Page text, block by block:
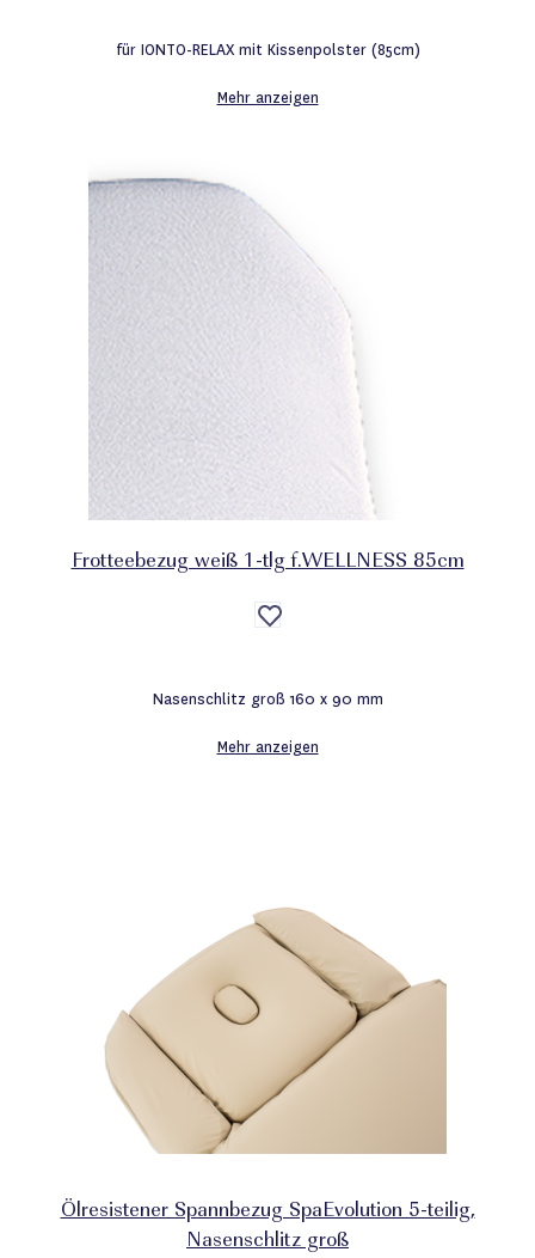
für IONTO-RELAX mit Kissenpolster (85cm)
Mehr anzeigen
Frotteebezug weiß 1-tlg f.WELLNESS 85cm
Auf
die
Nasenschlitz groß 160 x 90 mm
Mehr anzeigen
Ölresistener Spannbezug SpaEvolution 5-teilig,
Nasenschlitz groß